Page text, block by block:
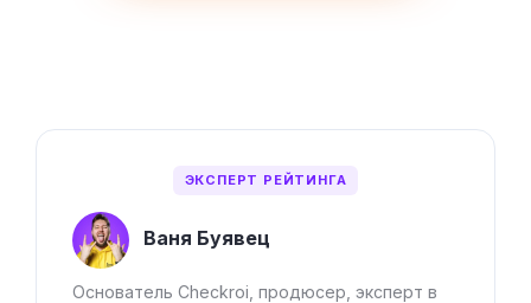
ЭКСПЕРТ РЕЙТИНГА
Ваня Буявец
Основатель Checkroi, продюсер, эксперт в